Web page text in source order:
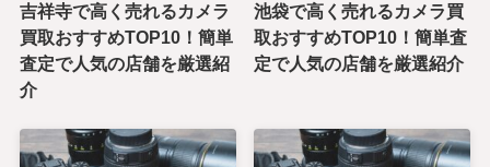
吉祥寺で高く売れるカメラ
買取おすすめTOP10！簡単
査定で人気の店舗を厳選紹
介
池袋で高く売れるカメラ買
取おすすめTOP10！簡単査
定で人気の店舗を厳選紹介